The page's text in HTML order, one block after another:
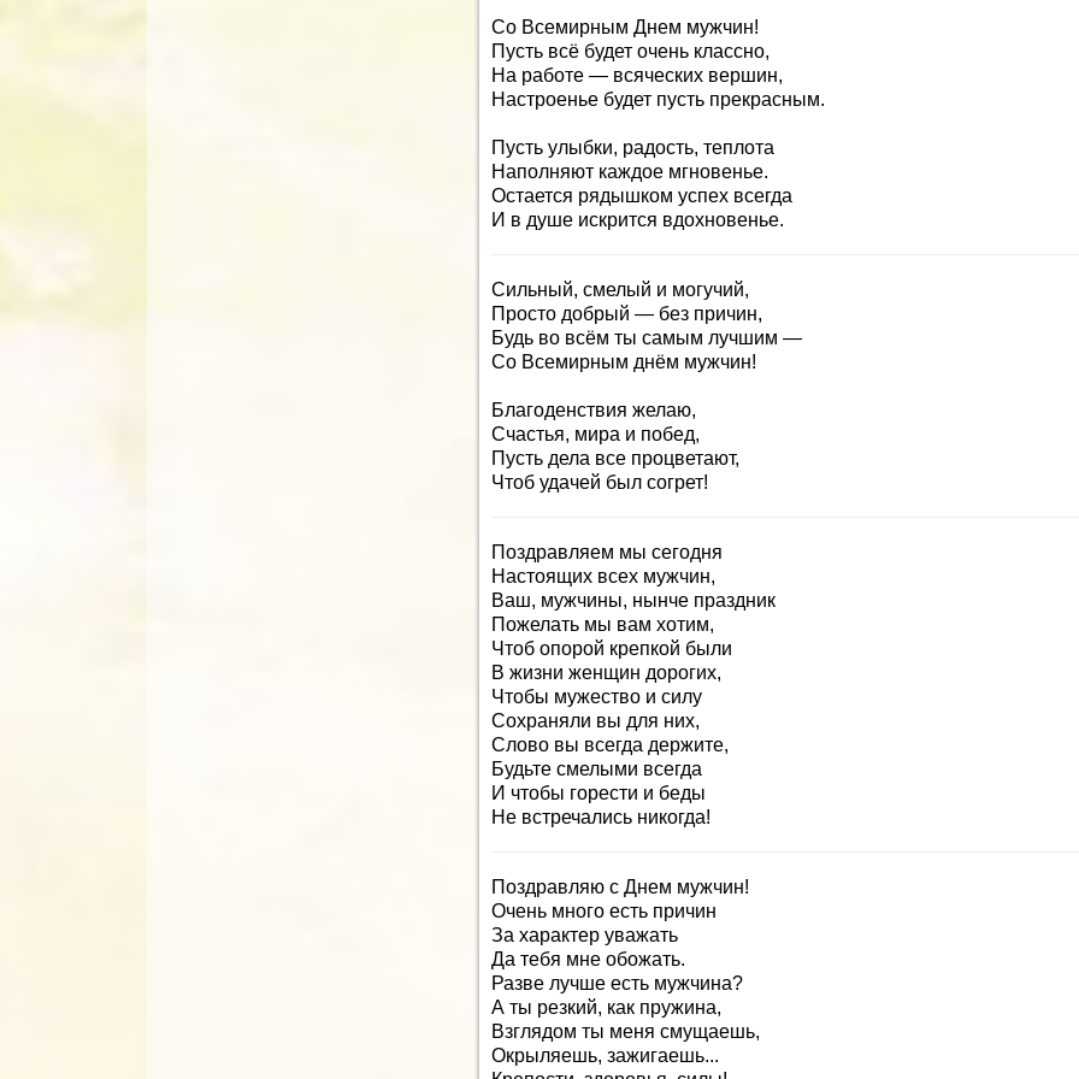
Со Всемирным Днем мужчин!
Пусть всё будет очень классно,
На работе — всяческих вершин,
Настроенье будет пусть прекрасным.
Пусть улыбки, радость, теплота
Наполняют каждое мгновенье.
Остается рядышком успех всегда
И в душе искрится вдохновенье.
Сильный, смелый и могучий,
Просто добрый — без причин,
Будь во всём ты самым лучшим —
Со Всемирным днём мужчин!
Благоденствия желаю,
Счастья, мира и побед,
Пусть дела все процветают,
Чтоб удачей был согрет!
Поздравляем мы сегодня
Настоящих всех мужчин,
Ваш, мужчины, нынче праздник
Пожелать мы вам хотим,
Чтоб опорой крепкой были
В жизни женщин дорогих,
Чтобы мужество и силу
Сохраняли вы для них,
Слово вы всегда держите,
Будьте смелыми всегда
И чтобы горести и беды
Не встречались никогда!
Поздравляю с Днем мужчин!
Очень много есть причин
За характер уважать
Да тебя мне обожать.
Разве лучше есть мужчина?
А ты резкий, как пружина,
Взглядом ты меня смущаешь,
Окрыляешь, зажигаешь...